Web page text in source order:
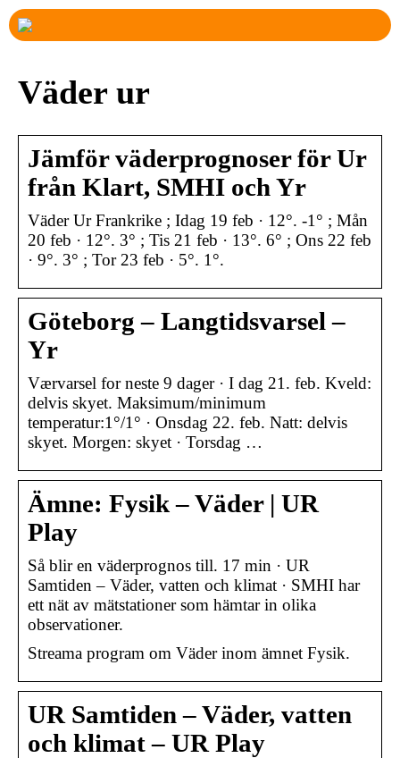
Väder ur
Jämför väderprognoser för Ur
från Klart, SMHI och Yr
Väder Ur Frankrike ; Idag 19 feb · 12°. -1° ; Mån
20 feb · 12°. 3° ; Tis 21 feb · 13°. 6° ; Ons 22 feb
· 9°. 3° ; Tor 23 feb · 5°. 1°.
Göteborg – Langtidsvarsel –
Yr
Værvarsel for neste 9 dager · I dag 21. feb. Kveld:
delvis skyet. Maksimum/minimum
temperatur:1°/1° · Onsdag 22. feb. Natt: delvis
skyet. Morgen: skyet · Torsdag …
Ämne: Fysik – Väder | UR
Play
Så blir en väderprognos till. 17 min · UR
Samtiden – Väder, vatten och klimat · SMHI har
ett nät av mätstationer som hämtar in olika
observationer.
Streama program om Väder inom ämnet Fysik.
UR Samtiden – Väder, vatten
och klimat – UR Play